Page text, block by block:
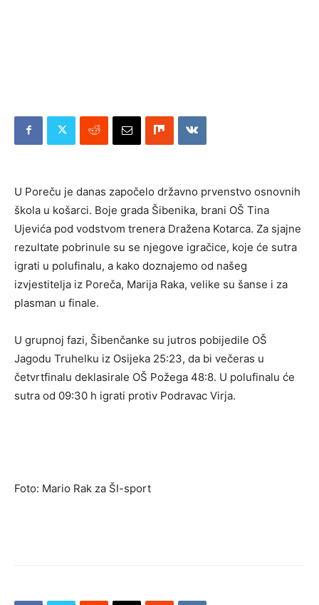
U Poreču je danas započelo državno prvenstvo osnovnih
škola u košarci. Boje grada Šibenika, brani OŠ Tina
Ujevića pod vodstvom trenera Dražena Kotarca. Za sjajne
rezultate pobrinule su se njegove igračice, koje će sutra
igrati u polufinalu, a kako doznajemo od našeg
izvjestitelja iz Poreča, Marija Raka, velike su šanse i za
plasman u finale.
U grupnoj fazi, Šibenčanke su jutros pobijedile OŠ
Jagodu Truhelku iz Osijeka 25:23, da bi večeras u
četvrtfinalu deklasirale OŠ Požega 48:8. U polufinalu će
sutra od 09:30 h igrati protiv Podravac Virja.
Foto: Mario Rak za ŠI-sport